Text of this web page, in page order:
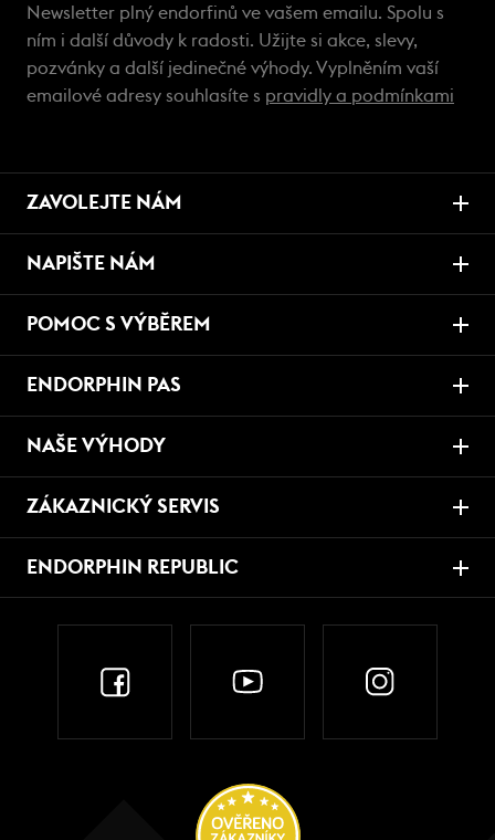
Newsletter plný endorfinů ve vašem emailu. Spolu s
ním i další důvody k radosti. Užijte si akce, slevy,
pozvánky a další jedinečné výhody. Vyplněním vaší
emailové adresy souhlasíte s pravidly a podmínkami
ZAVOLEJTE NÁM
NAPIŠTE NÁM
POMOC S VÝBĚREM
ENDORPHIN PAS
NAŠE VÝHODY
ZÁKAZNICKÝ SERVIS
ENDORPHIN REPUBLIC